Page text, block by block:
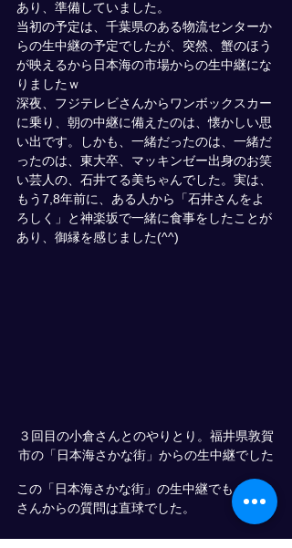
あり、準備していました。
当初の予定は、千葉県のある物流センターか
らの生中継の予定でしたが、突然、蟹のほう
が映えるから日本海の市場からの生中継にな
りましたｗ
深夜、フジテレビさんからワンボックスカー
に乗り、朝の中継に備えたのは、懐かしい思
い出です。しかも、一緒だったのは、一緒だ
ったのは、東大卒、マッキンゼー出身のお笑
い芸人の、石井てる美ちゃんでした。実は、
もう7,8年前に、ある人から「石井さんをよ
ろしく」と神楽坂で一緒に食事をしたことが
あり、御縁を感じました(^^)
３回目の小倉さんとのやりとり。福井県敦賀
市の「日本海さかな街」からの生中継でした
この「日本海さかな街」の生中継でも、小倉
さんからの質問は直球でした。